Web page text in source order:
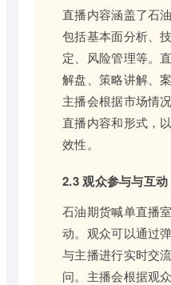
直播内容涵盖了石
包括基本面分析、
定、风险管理等。
解盘、策略讲解、
主播会根据市场情
直播内容和形式，
效性。
2.3 观众参与与互动
石油期货喊单直播
动。观众可以通过
与主播进行实时交
问。主播会根据观